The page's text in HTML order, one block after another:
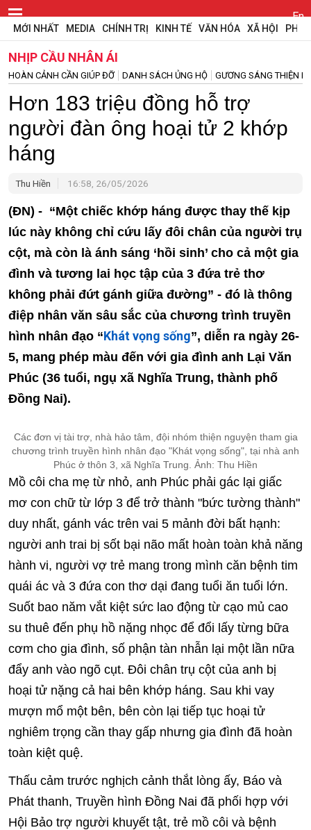
En
MỚI NHẤT MEDIA CHÍNH TRỊ KINH TẾ VĂN HÓA XÃ HỘI
NHỊP CẦU NHÂN ÁI
HOÀN CẢNH CẦN GIÚP ĐỠ DANH SÁCH ỦNG HỘ GƯƠNG SÁNG THIỆN
Hơn 183 triệu đồng hỗ trợ
người đàn ông hoại tử 2 khớp
háng
Thu Hiền 16:58, 26/05/2026
(ĐN) - “Một chiếc khớp háng được thay thế kịp
lúc này không chỉ cứu lấy đôi chân của người trụ
cột, mà còn là ánh sáng ‘hồi sinh’ cho cả một gia
đình và tương lai học tập của 3 đứa trẻ thơ
không phải đứt gánh giữa đường” - đó là thông
điệp nhân văn sâu sắc của chương trình truyền
hình nhân đạo “Khát vọng sống”, diễn ra ngày 26-
5, mang phép màu đến với gia đình anh Lại Văn
Phúc (36 tuổi, ngụ xã Nghĩa Trung, thành phố
Đồng Nai).
Các đơn vị tài trợ, nhà hảo tâm, đội nhóm thiện nguyện tham gia
chương trình truyền hình nhân đạo "Khát vọng sống", tại nhà anh
Phúc ở thôn 3, xã Nghĩa Trung. Ảnh: Thu Hiền
Mồ côi cha mẹ từ nhỏ, anh Phúc phải gác lại giấc
mơ con chữ từ lớp 3 để trở thành "bức tường thành"
duy nhất, gánh vác trên vai 5 mảnh đời bất hạnh:
người anh trai bị sốt bại não mất hoàn toàn khả năng
hành vi, người vợ trẻ mang trong mình căn bệnh tim
quái ác và 3 đứa con thơ dại đang tuổi ăn tuổi lớn.
Suốt bao năm vắt kiệt sức lao động từ cạo mủ cao
su thuê đến phụ hồ nặng nhọc để đổi lấy từng bữa
cơm cho gia đình, số phận tàn nhẫn lại một lần nữa
đẩy anh vào ngõ cụt. Đôi chân trụ cột của anh bị
hoại tử nặng cả hai bên khớp háng. Sau khi vay
mượn mổ một bên, bên còn lại tiếp tục hoại tử
nghiêm trọng cần thay gấp nhưng gia đình đã hoàn
toàn kiệt quệ.
Thấu cảm trước nghịch cảnh thắt lòng ấy, Báo và
Phát thanh, Truyền hình Đồng Nai đã phối hợp với
Hội Bảo trợ người khuyết tật, trẻ mồ côi và bệnh